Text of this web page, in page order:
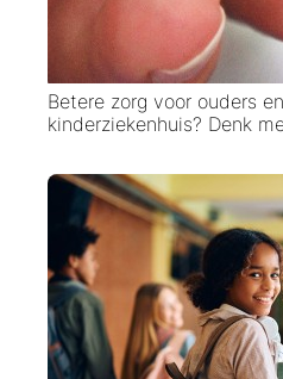
Betere zorg voor ouders
kinderziekenhuis? Denk